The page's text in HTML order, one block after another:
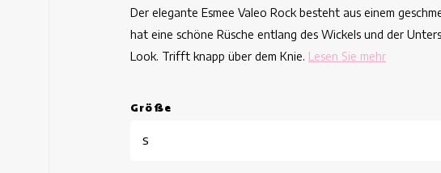
Der elegante Esmee Valeo Rock besteht aus einem
hat eine schöne Rüsche entlang des Wickels und der
Look. Trifft knapp über dem Knie. Lesen Sie mehr
Grö ße
S